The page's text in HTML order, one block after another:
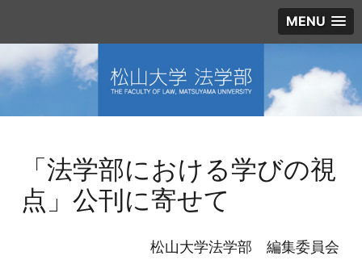
MENU
「法学部における学びの視
点」公刊に寄せて
松山大学法学部 編集委員会